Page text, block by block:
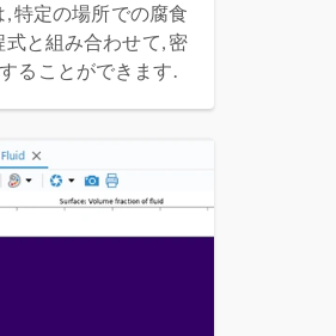
特定の場所での腐食
と組み合わせて, 密
ることができます.